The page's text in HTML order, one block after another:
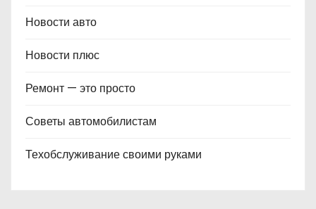
Новости авто
Новости плюс
Ремонт — это просто
Советы автомобилистам
Техобслуживание своими руками